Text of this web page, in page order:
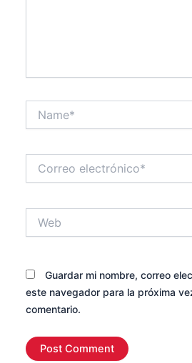
electrónico*
Guardar mi nombre, correo
este navegador para la próxima
comentario.